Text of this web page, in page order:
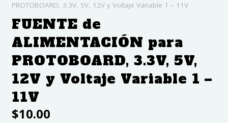
PROTOBOARD, 3.3V, 5V, 12V y Voltaje Variable 1 – 11V
FUENTE de
ALIMENTACIÓN para
PROTOBOARD, 3.3V, 5V,
12V y Voltaje Variable 1 –
11V
$10.00